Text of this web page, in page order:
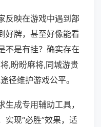
反映在游戏中遇到部
好牌，甚至好像能看
不是有挂？确实存在
,盼盼麻将,同城游贵
径维护游戏公平。
成专用辅助工具，
实现“必胜”效果，适